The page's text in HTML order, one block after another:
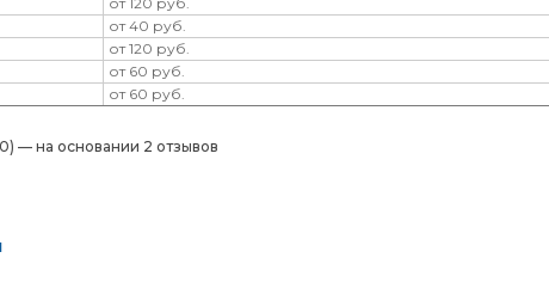
от 40 руб.
от 120 руб.
от 60 руб.
от 60 руб.
— на основании 2 отзывов